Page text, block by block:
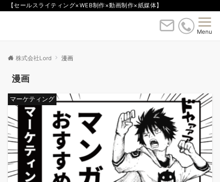
【セールスライティング×WEB制作×動画制作×紙媒体】
Menu
株式会社Lord 漫画
漫画
マーケティング